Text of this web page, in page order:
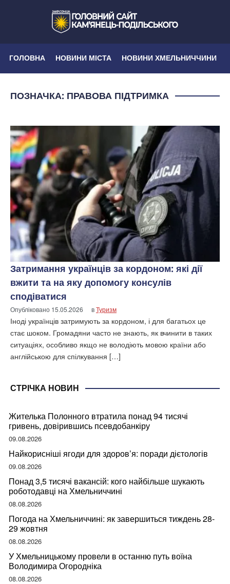
ГОЛОВНА НОВИНИ МІСТА НОВИНИ ХМЕЛЬНИЧЧИНИ
ПОЗНАЧКА: ПРАВОВА ПІДТРИМКА
Затримання українців за кордоном: які дії
вжити та на яку допомогу консулів
сподіватися
Опубліковано 15.05.2026 вТуризм
Іноді українців затримують за кордоном, і для багатьох це
стає шоком. Громадяни часто не знають, як вчинити в таких
ситуаціях, особливо якщо не володіють мовою країни або
англійською для спілкування […]
СТРІЧКА НОВИН
Жителька Полонного втратила понад 94 тисячі
гривень, довірившись псевдобанкіру
09.08.2026
Найкорисніші ягоди для здоров’я: поради дієтологів
09.08.2026
Понад 3,5 тисячі вакансій: кого найбільше шукають
роботодавці на Хмельниччині
08.08.2026
Погода на Хмельниччині: як завершиться тиждень 28-
29 жовтня
08.08.2026
У Хмельницькому провели в останню путь воїна
Володимира Огородніка
08.08.2026